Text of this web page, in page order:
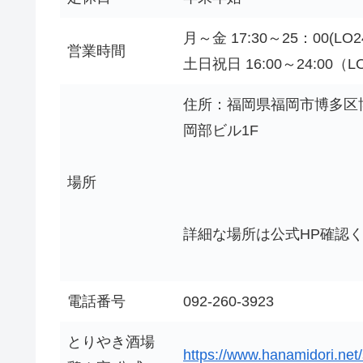
営業時間
月～金 17:30～25：
土日祝日 16:00～24:00（
場所
住所：福岡県福岡市博多
岡部ビル1F
詳細な場所は公式HP確認
電話番号 092-260-3923
とりやき酒場
https://